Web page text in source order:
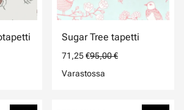
Sugar Tree tapetti
71,25 €95,00 €
Varastossa